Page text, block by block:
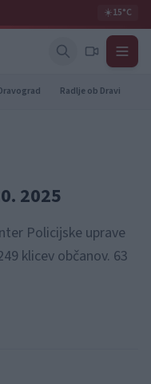
☀️15°C
Radlje ob Dravi
2025
Policijske uprave
klicev občanov. 63